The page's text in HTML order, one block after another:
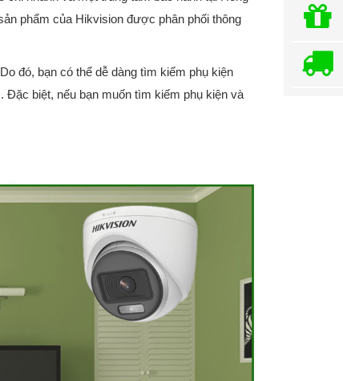
phẩm của Hikvision được phân phối thông
đó, bạn có thể dễ dàng tìm kiếm phụ kiện
biệt, nếu bạn muốn tìm kiếm phụ kiện và